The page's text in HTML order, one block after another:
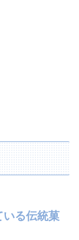
いる伝統菓